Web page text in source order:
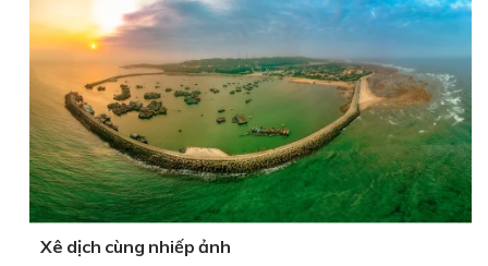
Xê dịch cùng nhiếp ảnh